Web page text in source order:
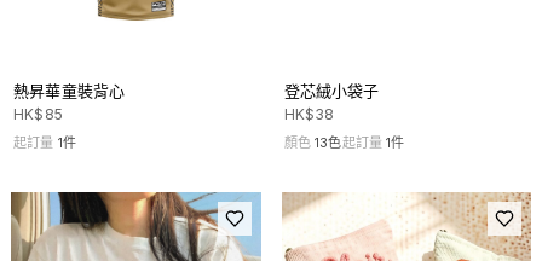
熱昇華童裝背心
HK$ 85
起訂量 1件
登芯絨小袋子
HK$38
顏色 13色起訂量 1件